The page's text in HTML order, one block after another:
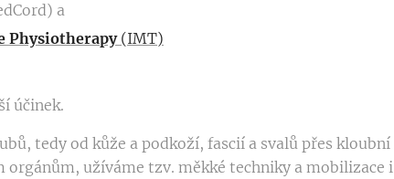
a
Physiotherapy(IMT)
účinek.
tedy od kůže a podkoží, fascií a svalů přes kloubní
užíváme tzv. měkké techniky a mobilizace i